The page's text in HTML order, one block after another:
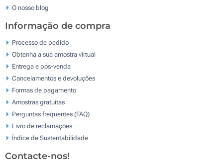
O nosso blog
Informação de compra
Processo de pedido
Obtenha a sua amostra virtual
Entrega e pós-venda
Cancelamentos e devoluções
Formas de pagamento
Amostras gratuitas
Perguntas frequentes (FAQ)
Livro de reclamaçōes
Índice de Sustentabilidade
Contacte-nos!